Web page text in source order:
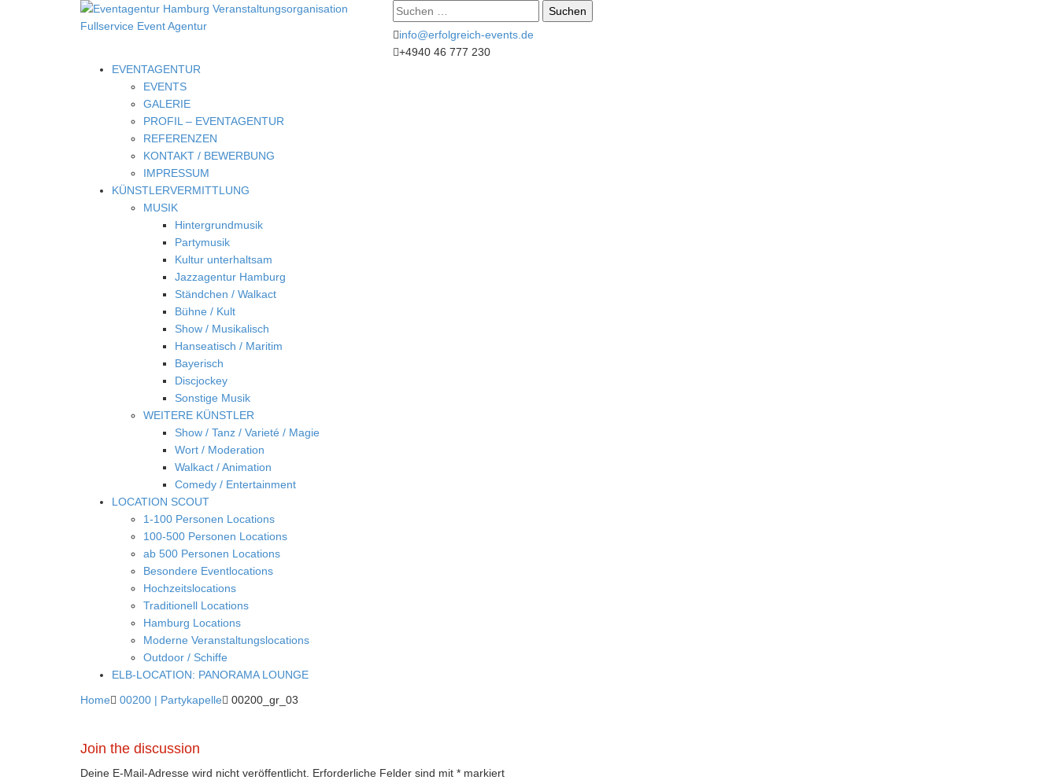
Suche
nach:
info@erfolgreich-events.de
+4940 46 777 230
EVENTAGENTUR
EVENTS
GALERIE
PROFIL – EVENTAGENTUR
REFERENZEN
KONTAKT / BEWERBUNG
IMPRESSUM
KÜNSTLERVERMITTLUNG
MUSIK
Hintergrundmusik
Partymusik
Kultur unterhaltsam
Jazzagentur Hamburg
Ständchen / Walkact
Bühne / Kult
Show / Musikalisch
Hanseatisch / Maritim
Bayerisch
Discjockey
Sonstige Musik
WEITERE KÜNSTLER
Show / Tanz / Varieté / Magie
Wort / Moderation
Walkact / Animation
Comedy / Entertainment
LOCATION SCOUT
1-100 Personen Locations
100-500 Personen Locations
ab 500 Personen Locations
Besondere Eventlocations
Hochzeitslocations
Traditionell Locations
Hamburg Locations
Moderne Veranstaltungslocations
Outdoor / Schiffe
ELB-LOCATION: PANORAMA LOUNGE
Home 00200 | Partykapelle 00200_gr_03
Join the discussion
Deine E-Mail-Adresse wird nicht veröffentlicht. Erforderliche Felder sind mit * markiert